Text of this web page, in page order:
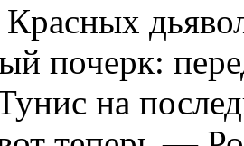
почерк:
на